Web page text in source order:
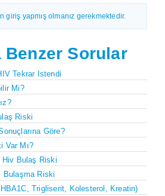
giriş yapmış olmanız gerekmektedir.
Benzer Sorular
Tekrar Istendi
Mi?
Riski
Göre?
Var Mı?
Hiv Bulaş Riski
Bulaşma Riski
Trigliserit, Kolesterol, Kreatin)